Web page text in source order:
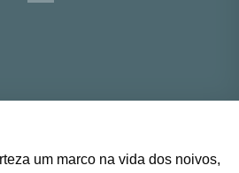
um marco na vida dos noivos,